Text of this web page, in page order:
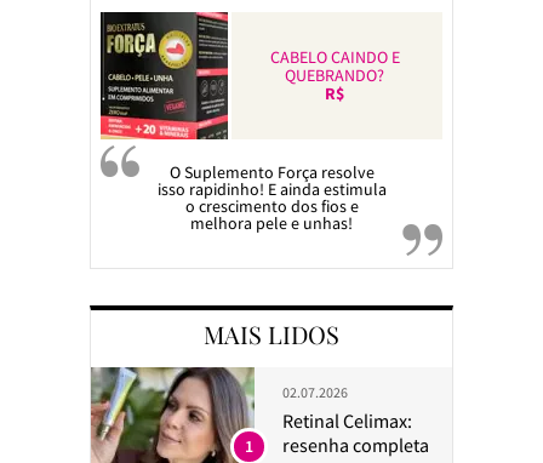
CABELO CAINDO E
QUEBRANDO?
R$
O Suplemento Força resolve
isso rapidinho! E ainda estimula
o crescimento dos fios e
melhora pele e unhas!
MAIS LIDOS
02.07.2026
Retinal Celimax:
resenha completa
1